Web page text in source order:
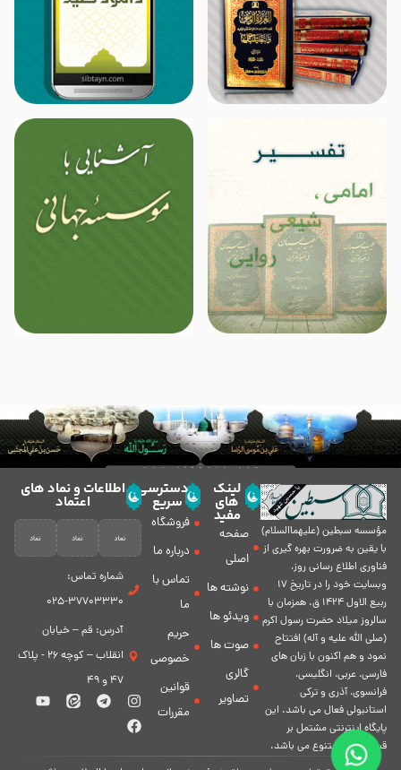
مؤسسه سبطين (عليهماالسلام)
با يقين به ضرورت بهره گیرى از
فناورى اطلاع رسانى روز،
وبسایت خود را در تاريخ 17
ربيع الاول 1424 ق. همزمان با
سالروز ميلاد حضرت رسول اكرم
(صلی الله علیه و آله) افتتاح
نمود و هم اكنون با زبان های
فارسی، عربى، انگلیسی،
فرانسوی، آذری و ترکی
استانبولی فعال مى باشد. اين
پايگاه اينترنتى مشتمل بر
قسمت هاى متنوع مى باشد.
لینک
های
مفید
صفحه
اصلی
نوشته ها
ویدئو ها
صوت ها
گالری
تصاویر
دسترسی
سریع
فروشگاه
درباره ما
تماس با
ما
حریم
خصوصی
قوانین
مقررات
اطلاعات و نماد های
اعتماد
شماره تماس:
37703330-025
آدرس: قم – خیابان
انقلاب – کوچه 26 - پلاک
47 و 49